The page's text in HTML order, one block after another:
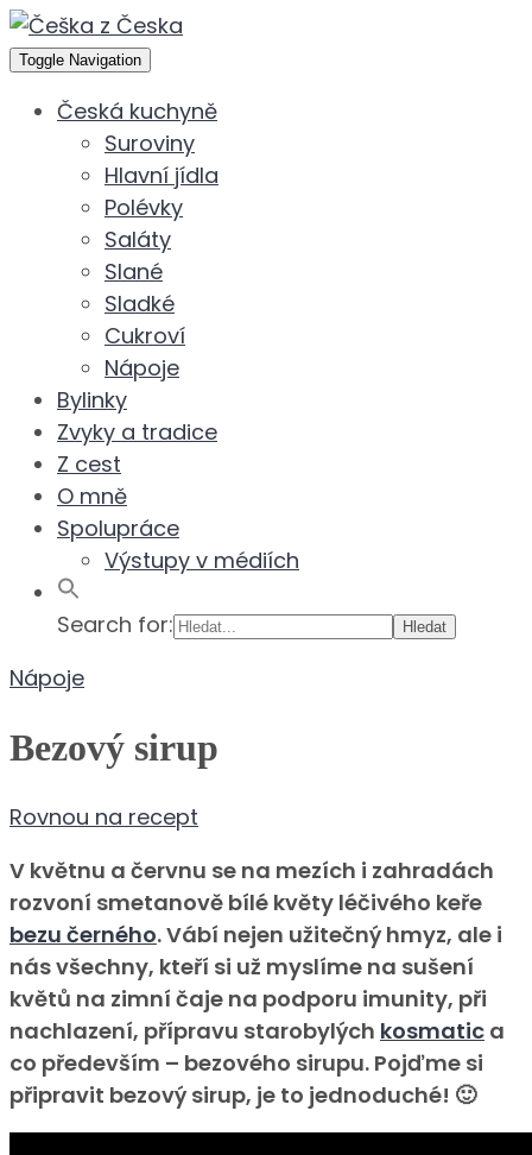
Toggle Navigation
Česká kuchyně
Suroviny
Hlavní jídla
Polévky
Saláty
Slané
Sladké
Cukroví
Nápoje
Bylinky
Zvyky a tradice
Z cest
O mně
Spolupráce
Výstupy v médiích
Search for:
Nápoje
Bezový sirup
Rovnou na recept
V květnu a červnu se na mezích i zahradách
rozvoní smetanově bílé květy léčivého keře
bezu černého. Vábí nejen užitečný hmyz, ale i
nás všechny, kteří si už myslíme na sušení
květů na zimní čaje na podporu imunity, při
nachlazení, přípravu starobylých kosmatic a
co především – bezového sirupu. Pojďme si
připravit bezový sirup, je to jednoduché! 🙂